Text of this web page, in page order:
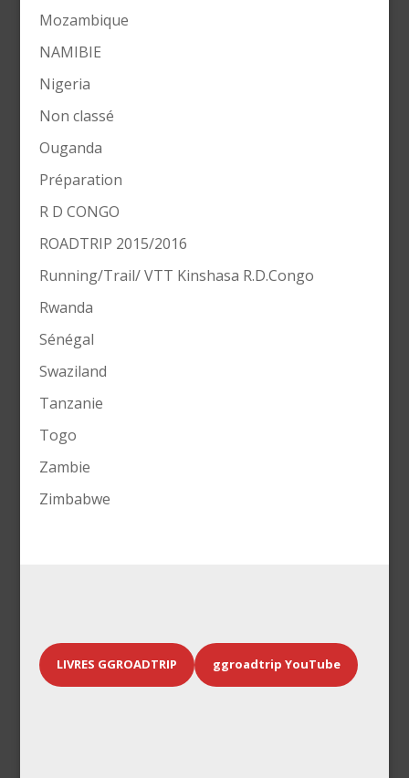
Mozambique
NAMIBIE
Nigeria
Non classé
Ouganda
Préparation
R D CONGO
ROADTRIP 2015/2016
Running/Trail/ VTT Kinshasa R.D.Congo
Rwanda
Sénégal
Swaziland
Tanzanie
Togo
Zambie
Zimbabwe
LIVRES GGROADTRIP ggroadtrip YouTube